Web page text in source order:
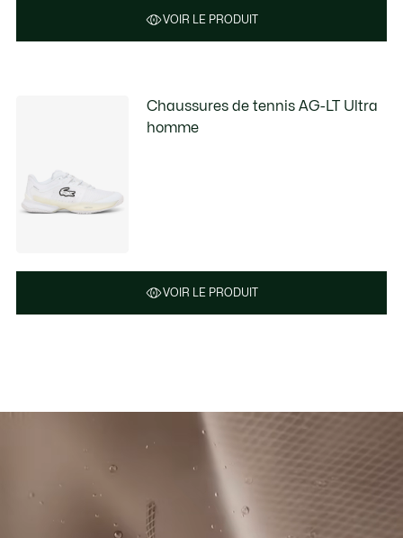
VOIR LE PRODUIT
Chaussures de tennis AG-LT Ultra
homme
VOIR LE PRODUIT